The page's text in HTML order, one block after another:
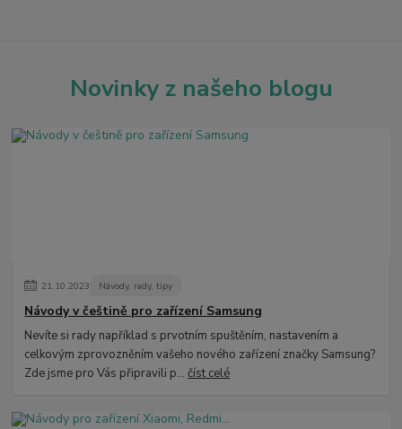
Novinky z našeho blogu
21.10.2023 Návody, rady, tipy
Návody v češtině pro zařízení Samsung
Nevíte si rady například s prvotním spuštěním, nastavením a
celkovým zprovozněním vašeho nového zařízení značky Samsung?
Zde jsme pro Vás připravili p...číst celé